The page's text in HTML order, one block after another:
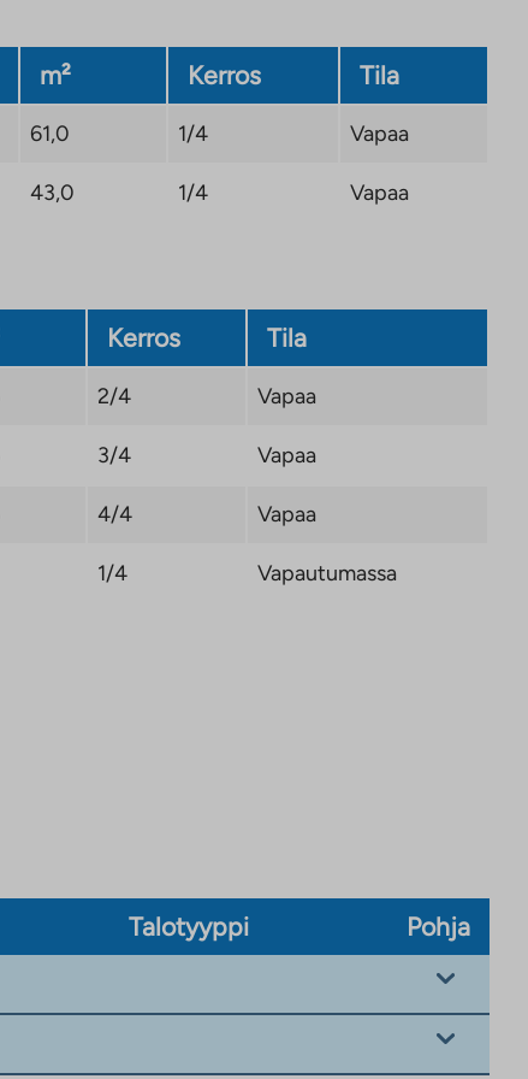
m² Kerros Tila
61,0 1/4 Vapaa
43,0 1/4 Vapaa
Kerros Tila
2/4 Vapaa
3/4 Vapaa
4/4 Vapaa
1/4 Vapautumassa
Talotyyppi Pohja